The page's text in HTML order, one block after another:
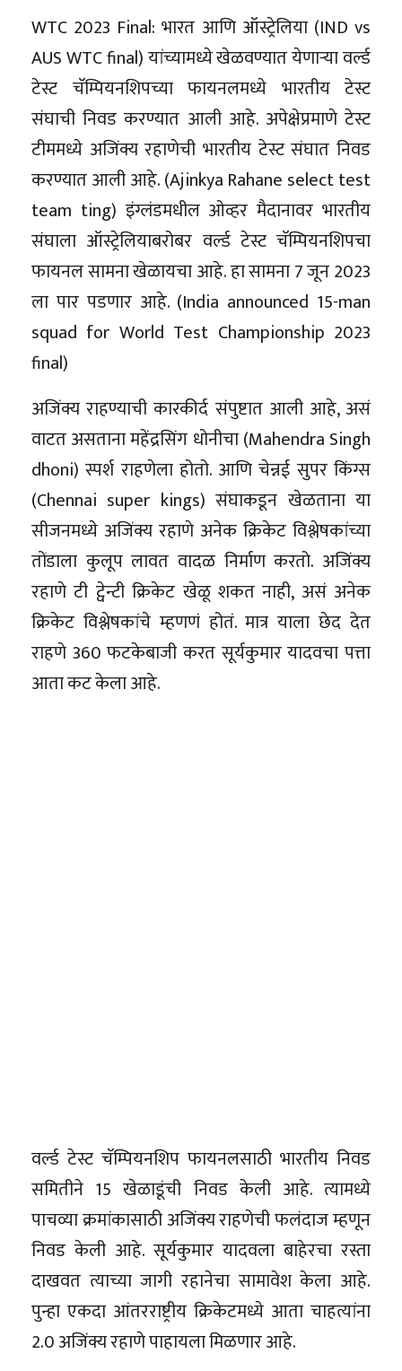
WTC 2023 Final: भारत आणि ऑस्ट्रेलिया (IND vs
AUS WTC final) यांच्यामध्ये खेळवण्यात येणाऱ्या वर्ल्ड
टेस्ट चॅम्पियनशिपच्या फायनलमध्ये भारतीय टेस्ट
संघाची निवड करण्यात आली आहे. अपेक्षेप्रमाणे टेस्ट
टीममध्ये अजिंक्य रहाणेची भारतीय टेस्ट संघात निवड
करण्यात आली आहे. (Ajinkya Rahane select test
team ting) इंग्लंडमधील ओव्हर मैदानावर भारतीय
संघाला ऑस्ट्रेलियाबरोबर वर्ल्ड टेस्ट चॅम्पियनशिपचा
फायनल सामना खेळायचा आहे. हा सामना 7 जून 2023
ला पार पडणार आहे. (India announced 15-man
squad for World Test Championship 2023
final)
अजिंक्य राहण्याची कारकीर्द संपुष्टात आली आहे, असं
वाटत असताना महेंद्रसिंग धोनीचा (Mahendra Singh
dhoni) स्पर्श राहणेला होतो. आणि चेन्नई सुपर किंग्स
(Chennai super kings) संघाकडून खेळताना या
सीजनमध्ये अजिंक्य रहाणे अनेक क्रिकेट विश्लेषकांच्या
तोंडाला कुलूप लावत वादळ निर्माण करतो. अजिंक्य
रहाणे टी ट्वेन्टी क्रिकेट खेळू शकत नाही, असं अनेक
क्रिकेट विश्लेषकांचे म्हणणं होतं. मात्र याला छेद देत
राहणे 360 फटकेबाजी करत सूर्यकुमार यादवचा पत्ता
आता कट केला आहे.
वर्ल्ड टेस्ट चॅम्पियनशिप फायनलसाठी भारतीय निवड
समितीने 15 खेळाडूंची निवड केली आहे. त्यामध्ये
पाचव्या क्रमांकासाठी अजिंक्य राहणेची फलंदाज म्हणून
निवड केली आहे. सूर्यकुमार यादवला बाहेरचा रस्ता
दाखवत त्याच्या जागी रहानेचा सामावेश केला आहे.
पुन्हा एकदा आंतरराष्ट्रीय क्रिकेटमध्ये आता चाहत्यांना
2.0 अजिंक्य रहाणे पाहायला मिळणार आहे.